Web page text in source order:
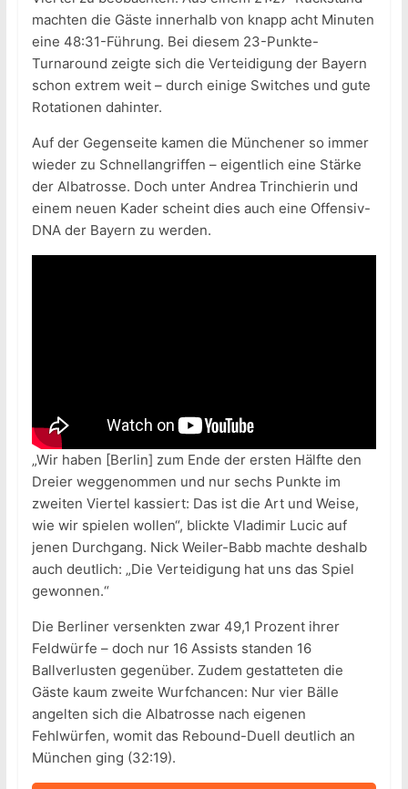
machten die Gäste innerhalb von knapp acht Minuten
eine 48:31-Führung. Bei diesem 23-Punkte-
Turnaround zeigte sich die Verteidigung der Bayern
schon extrem weit – durch einige Switches und gute
Rotationen dahinter.
Auf der Gegenseite kamen die Münchener so immer
wieder zu Schnellangriffen – eigentlich eine Stärke
der Albatrosse. Doch unter Andrea Trinchierin und
einem neuen Kader scheint dies auch eine Offensiv-
DNA der Bayern zu werden.
„Wir haben [Berlin] zum Ende der ersten Hälfte den
Dreier weggenommen und nur sechs Punkte im
zweiten Viertel kassiert: Das ist die Art und Weise,
wie wir spielen wollen“, blickte Vladimir Lucic auf
jenen Durchgang. Nick Weiler-Babb machte deshalb
auch deutlich: „Die Verteidigung hat uns das Spiel
gewonnen.“
Die Berliner versenkten zwar 49,1 Prozent ihrer
Feldwürfe – doch nur 16 Assists standen 16
Ballverlusten gegenüber. Zudem gestatteten die
Gäste kaum zweite Wurfchancen: Nur vier Bälle
angelten sich die Albatrosse nach eigenen
Fehlwürfen, womit das Rebound-Duell deutlich an
München ging (32:19).